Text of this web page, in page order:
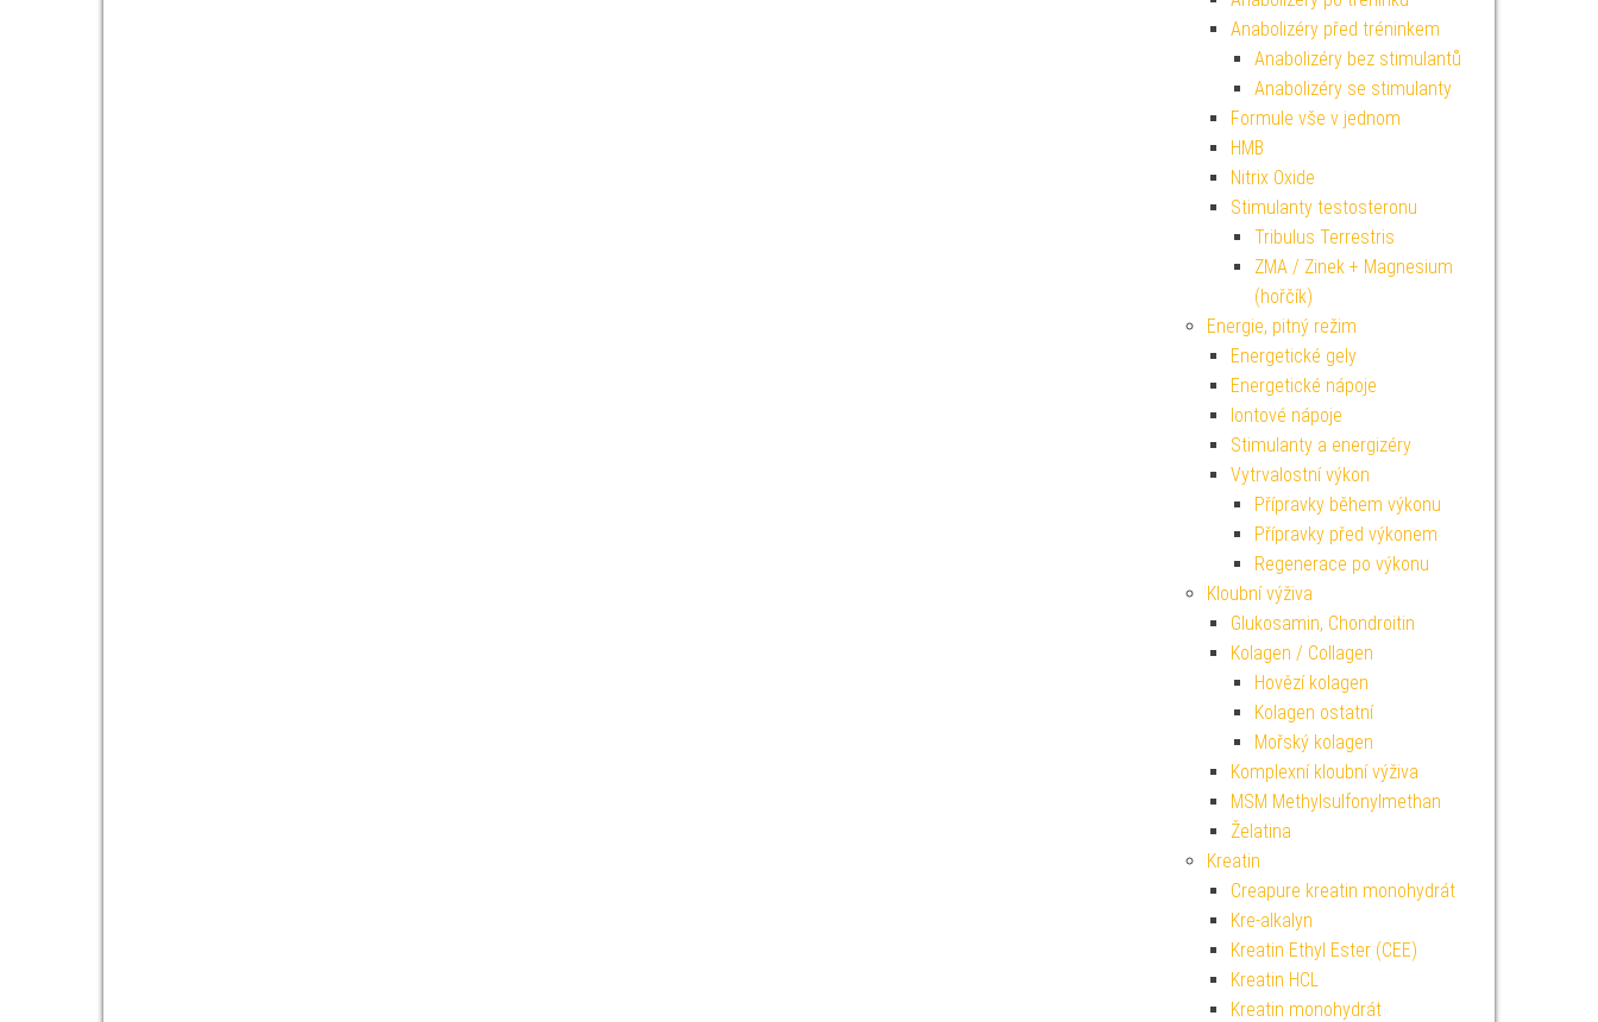
Anabolizéry před tréninkem
Anabolizéry bez stimulantů
Anabolizéry se stimulanty
Formule vše v jednom
HMB
Nitrix Oxide
Stimulanty testosteronu
Tribulus Terrestris
ZMA / Zinek + Magnesium
(hořčík)
Energie, pitný režim
Energetické gely
Energetické nápoje
Iontové nápoje
Stimulanty a energizéry
Vytrvalostní výkon
Přípravky během výkonu
Přípravky před výkonem
Regenerace po výkonu
Kloubní výživa
Glukosamin, Chondroitin
Kolagen / Collagen
Hovězí kolagen
Kolagen ostatní
Mořský kolagen
Komplexní kloubní výživa
MSM Methylsulfonylmethan
Želatina
Kreatin
Creapure kreatin monohydrát
Kre-alkalyn
Kreatin Ethyl Ester (CEE)
Kreatin HCL
Kreatin monohydrát